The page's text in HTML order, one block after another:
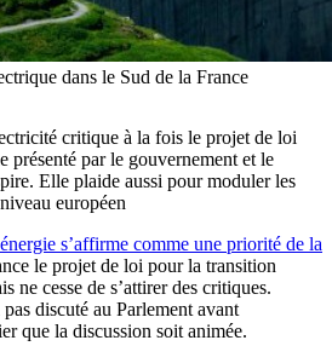
dans le Sud de la France
critique à la fois le projet de loi
présenté par le gouvernement et le
Elle plaide aussi pour moduler les
européen
s’affirme comme une priorité de la
le projet de loi pour la transition
ne cesse de s’attirer des critiques.
discuté au Parlement avant
que la discussion soit animée.